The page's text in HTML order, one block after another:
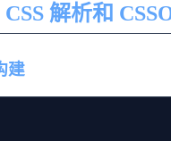
解析和
建